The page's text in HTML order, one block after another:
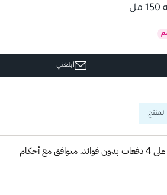
أبلغني